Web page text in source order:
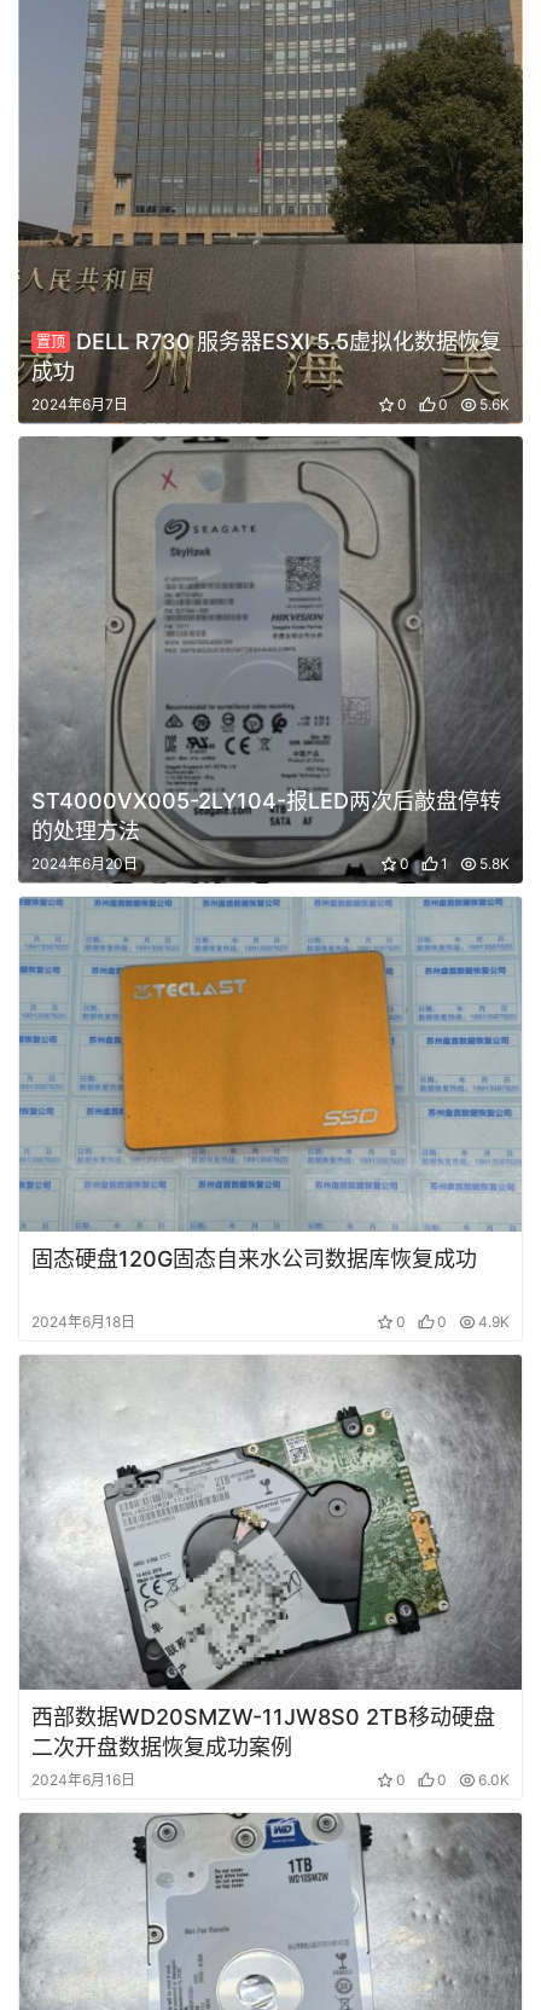
首
页
数
据
恢
置顶 DELL R730 服务器ESXI 5.5虚拟化数据恢复
成功
2024年6月7日 0 0 5.6K
ST4000VX005-2LY104-报LED两次后敲盘停转
的处理方法
2024年6月20日 0 1 5.8K
固态硬盘120G固态自来水公司数据库恢复成功
2024年6月18日 0 0 4.9K
西部数据WD20SMZW-11JW8S0 2TB移动硬盘
二次开盘数据恢复成功案例
2024年6月16日 0 0 6.0K